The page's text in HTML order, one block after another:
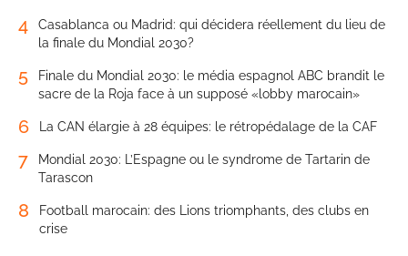
4
Casablanca ou Madrid: qui décidera réellement du lieu de
la finale du Mondial 2030?
5
Finale du Mondial 2030: le média espagnol ABC brandit le
sacre de la Roja face à un supposé «lobby marocain»
6 La CAN élargie à 28 équipes: le rétropédalage de la CAF
7
Mondial 2030: L’Espagne ou le syndrome de Tartarin de
Tarascon
8
Football marocain: des Lions triomphants, des clubs en
crise